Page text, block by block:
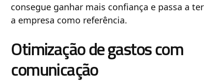
consegue ganhar mais confiança e passa a ter
a empresa como referência.
Otimização de gastos com
comunicação